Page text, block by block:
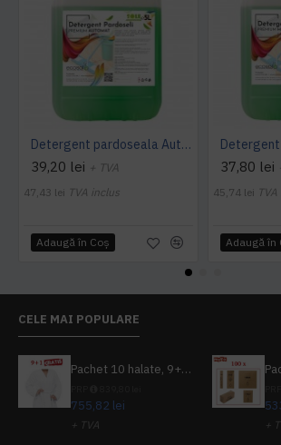
Detergent pardoseala Automat premium AQAS
39,20 lei + TVA
47,43 lei TVA inclus
Adaugă în Coş
37,80 lei
45,74 lei
Adaugă în
CELE MAI POPULARE
Pachet 10 halate, 9+1 gratuit
755,82 lei
+ TVA
+